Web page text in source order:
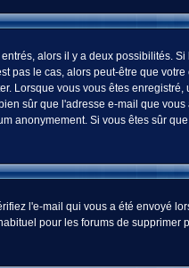
alors il y a deux possibilités.
le cas, alors peut-être que
Lorsque vous vous êtes
sûr que l'adresse e-mail que
Si vous êtes sûr
l'e-mail qui vous a été envoyé
pour les forums de